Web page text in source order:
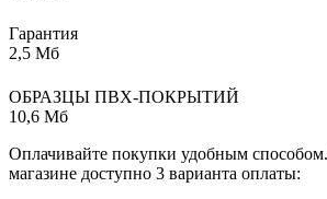
Гарантия
2,5 Мб
ОБРАЗЦЫ ПВХ-ПОКРЫТИЙ
10,6 Мб
Оплачивайте покупки удобным
магазине доступно 3 варианта оплаты: